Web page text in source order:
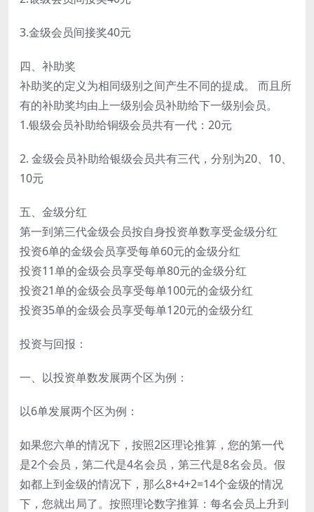
3.金级会员间接奖40元
四、补助奖
补助奖的定义为相同级别之间产生不同的提成。 而且所
有的补助奖均由上一级别会员补助给下一级别会员。
1.银级会员补助给铜级会员共有一代：20元
2. 金级会员补助给银级会员共有三代，分别为20、10、
10元
五、金级分红
第一到第三代金级会员按自身投资单数享受金级分红
投资6单的金级会员享受每单60元的金级分红
投资11单的金级会员享受每单80元的金级分红
投资21单的金级会员享受每单100元的金级分红
投资35单的金级会员享受每单120元的金级分红
投资与回报：
一、以投资单数发展两个区为例：
以6单发展两个区为例：
如果您六单的情况下，按照2区理论推算，您的第一代
是2个会员，第二代是4名会员，第三代是8名会员。假
如都上到金级的情况下，那么8+4+2=14个金级的情况
下，您就出局了。按照理论数字推算：每名会员上升到